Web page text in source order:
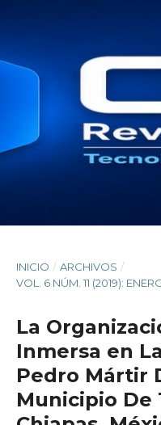
INICIO / ARCHIVOS /
VOL. 6 NÚM. 11 (2019):
La
Inmersa en
Pedro Mártir
Municipio De